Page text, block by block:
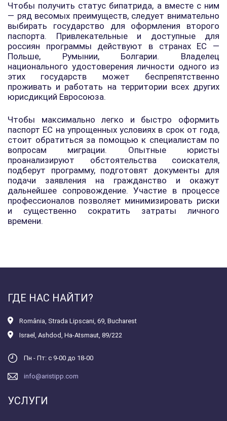
Чтобы получить статус бипатрида, а вместе с ним
— ряд весомых преимуществ, следует внимательно
выбирать государство для оформления второго
паспорта. Привлекательные и доступные для
россиян программы действуют в странах ЕС —
Польше, Румынии, Болгарии. Владелец
национального удостоверения личности одного из
этих государств может беспрепятственно
проживать и работать на территории всех других
юрисдикций Евросоюза.
Чтобы максимально легко и быстро оформить
паспорт ЕС на упрощенных условиях в срок от года,
стоит обратиться за помощью к специалистам по
вопросам миграции. Опытные юристы
проанализируют обстоятельства соискателя,
подберут программу, подготовят документы для
подачи заявления на гражданство и окажут
дальнейшее сопровождение. Участие в процессе
профессионалов позволяет минимизировать риски
и существенно сократить затраты личного
времени.
ГДЕ НАС НАЙТИ?
România, Strada Lipscani, 69, Bucharest
Israel , Ashdod, Ha-Atsmaut, 89/222
Пн - Пт: с 9-00 до 18-00
info@aristipp.com
УСЛУГИ